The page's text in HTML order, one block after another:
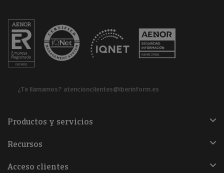
¿Te llamamos? atencionclientes@iberinform.es
Productos y servicios
Recursos
Acceso clientes